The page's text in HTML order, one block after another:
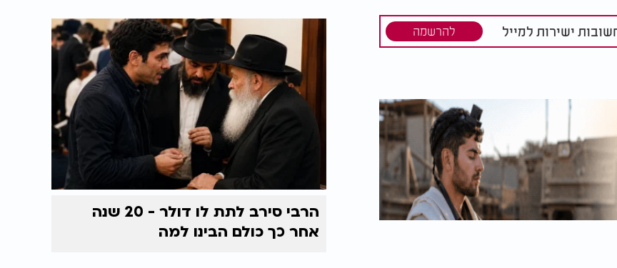
של הנפש, הוא לא יבין למה הוא ממשיך
מתחילה לאבד את כוחה.
ישירות למייל להרשמה
הרבי סירב לתת לו דולר - 20 שנה
אחר כך כולם הבינו למה